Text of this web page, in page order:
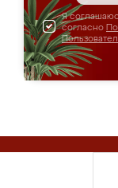
Я
согласно